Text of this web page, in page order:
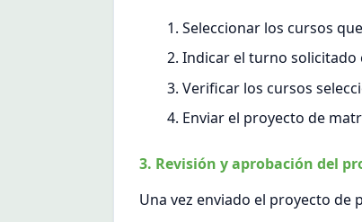
Seleccionar los cursos
Indicar el turno solicitado
Verificar los cursos
Enviar el proyecto de
3. Revisión y aprobación del
Una vez enviado el proyecto de